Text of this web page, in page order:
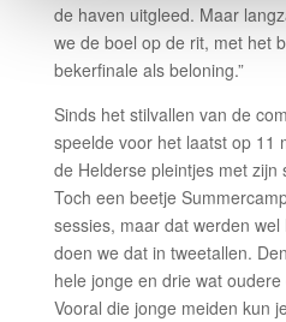
de haven uitgleed. Maar
we de boel op de rit, met het
bekerfinale als beloning.”
Sinds het stilvallen van de
speelde voor het laatst op 11
de Helderse pleintjes met zijn
Toch een beetje
sessies, maar dat werden
doen we dat in tweetallen.
hele jonge en drie wat
Vooral die jonge meiden kun